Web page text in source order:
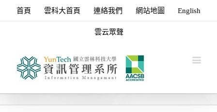
首頁 雲科大首頁 連絡我們 網站地圖 English
雲云眾聲